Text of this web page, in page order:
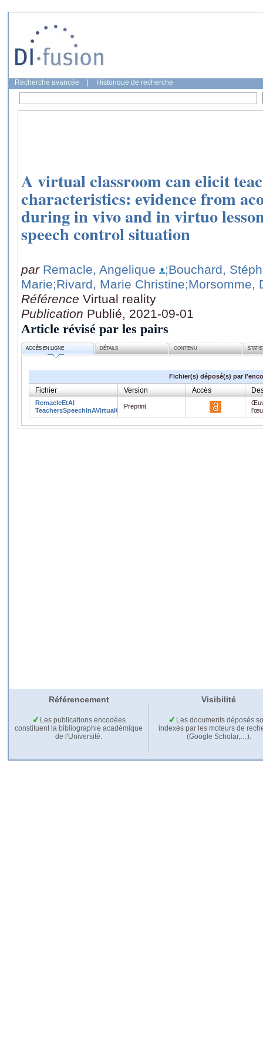
Recherche avancée Historique de recherche
A virtual classroom can elicit
characteristics: evidence from
during in vivo and in virtuo
speech control situation
par Remacle, Angelique
;Bouchard,
Marie;Rivard, Marie Christine;Morsomme,
Référence Virtual reality
Publication Publié, 2021-09-01
Article révisé par les pairs
ACCÈS EN LIGNE DÉTAILS CONTENU
Fichier(s) déposé(s) par
Fichier Version Accès
RemacleEtAl
TeachersSpeechInAVirtualClassroom.pdf
Preprint
Référencement Visibilité
Les publications encodées
constituent la bibliographie académique
de l'Université.
Les documents déposés
indexés par les moteurs de
(Google Scholar,…).